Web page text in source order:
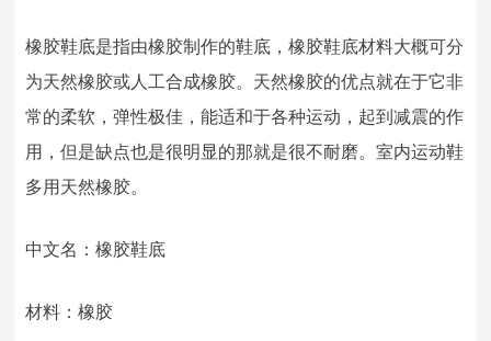
橡胶鞋底是指由橡胶制作的鞋底，橡胶鞋底材料大概可分
为天然橡胶或人工合成橡胶。天然橡胶的优点就在于它非
常的柔软，弹性极佳，能适和于各种运动，起到减震的作
用，但是缺点也是很明显的那就是很不耐磨。室内运动鞋
多用天然橡胶。
中文名：橡胶鞋底
材料：橡胶